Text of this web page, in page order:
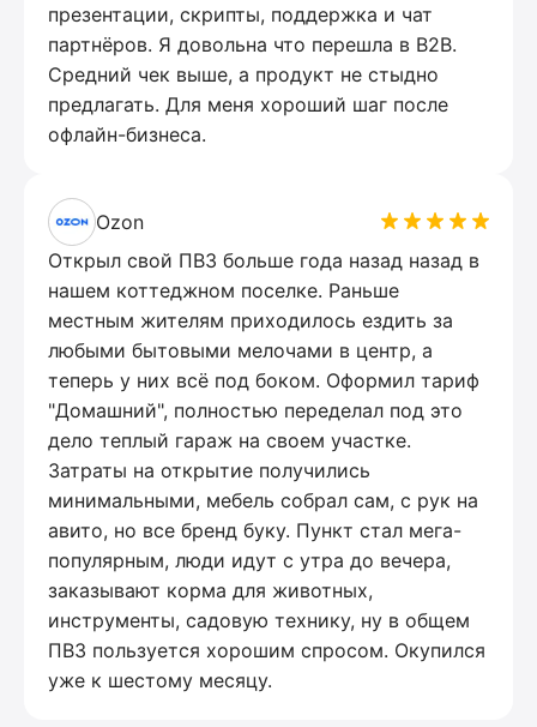
презентации, скрипты, поддержка и чат
партнёров. Я довольна что перешла в B2B.
Средний чек выше, а продукт не стыдно
предлагать. Для меня хороший шаг после
офлайн-бизнеса.
Ozon
Открыл свой ПВЗ больше года назад назад в
нашем коттеджном поселке. Раньше
местным жителям приходилось ездить за
любыми бытовыми мелочами в центр, а
теперь у них всё под боком. Оформил тариф
"Домашний", полностью переделал под это
дело теплый гараж на своем участке.
Затраты на открытие получились
минимальными, мебель собрал сам, с рук на
авито, но все бренд буку. Пункт стал мега-
популярным, люди идут с утра до вечера,
заказывают корма для животных,
инструменты, садовую технику, ну в общем
ПВЗ пользуется хорошим спросом. Окупился
уже к шестому месяцу.